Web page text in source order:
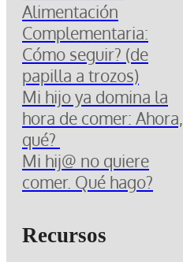
Alimentación
Complementaria:
Cómo seguir? (de
papilla a trozos)
Mi hijo ya domina la
hora de comer: Ahora,
qué?
Mi hij@ no quiere
comer. Qué hago?
Recursos